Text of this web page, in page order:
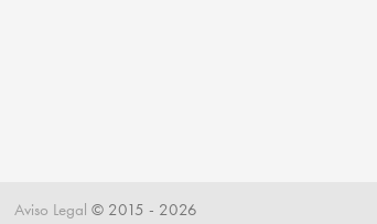
Aviso Legal © 2015 - 2026